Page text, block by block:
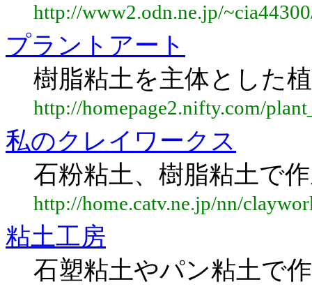
http://www2.odn.ne.jp/
プラントアート
樹脂粘土を主体とした
http://homepage2.nifty.com/
私のクレイワークス
石粉粘土、樹脂粘土で
http://home.catv.ne.jp/nn/
粘土工房
石塑粘土やパン粘土で